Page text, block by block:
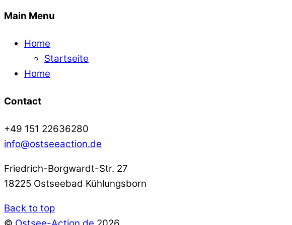
Main Menu
Home
Startseite
Home
Contact
+49 151 22636280
info@ostseeaction.de
Friedrich-Borgwardt-Str. 27
18225 Ostseebad Kühlungsborn
Back to top